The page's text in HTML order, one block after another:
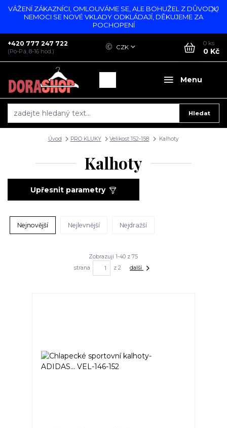
VÁŽENÍ ZÁKAZNÍCI, OMLOUVÁME SE, ALE BOHUŽEL Z DŮVODU
NEMOCI SE NOVÉ VKLADY ODKLÁDAJÍ, DĚKUJEME ZA
POCHOPENÍ
Menu
CZK
Hledat
+420 777 247 722
(Po-Pá, 8-16 hod.)
0 ks
0 Kč
Úvod PRO KLUKY Velikost 152-158 Kalhoty
Kalhoty
Upřesnit parametry
Nejnovější Nejlevnější Nejdražší
Zobrazuji 1-40 z 75
strana
z 2 další